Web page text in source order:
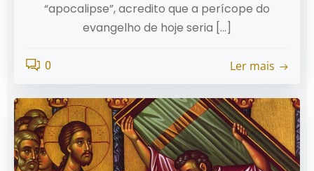
“apocalipse”, acredito que a perícope do
evangelho de hoje seria […]
0 Ler mais